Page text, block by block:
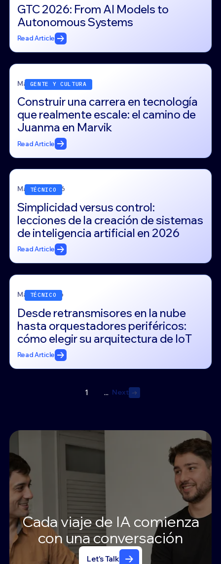
GTC 2026: From AI Models to
Autonomous Systems
Read Article
GENTE Y CULTURA
March 23, 2026
Construir una carrera en tecnología
que realmente escale: el camino de
Juanma en Marvik
Read Article
TÉCNICO
March 17, 2026
Simplicidad versus control:
lecciones de la creación de sistemas
de inteligencia artificial en 2026
Read Article
TÉCNICO
March 4, 2026
Desde retransmisores en la nube
hasta orquestadores periféricos:
cómo elegir su arquitectura de IoT
Read Article
1 ... Next
Cadaviajede IA comienza
con una conversación
Let's Talk